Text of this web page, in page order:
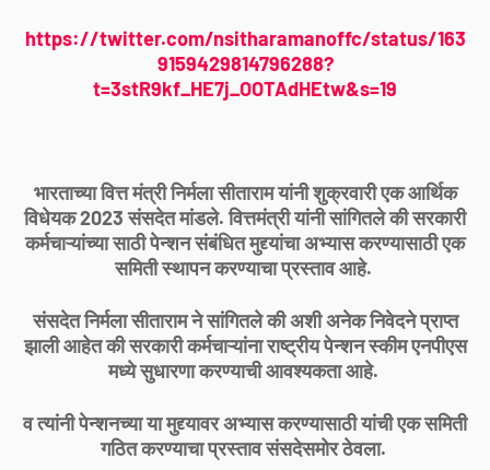
https://twitter.com/nsitharamanoffc/status/163
9159429814796288?
t=3stR9kf_HE7j_OOTAdHEtw&s=19
भारताच्या वित्त मंत्री निर्मला सीताराम यांनी शुक्रवारी एक आर्थिक
विधेयक 2023 संसदेत मांडले. वित्तमंत्री यांनी सांगितले की सरकारी
कर्मचाऱ्यांच्या साठी पेन्शन संबंधित मुद्द्यांचा अभ्यास करण्यासाठी एक
समिती स्थापन करण्याचा प्रस्ताव आहे.
संसदेत निर्मला सीताराम ने सांगितले की अशी अनेक निवेदने प्राप्त
झाली आहेत की सरकारी कर्मचाऱ्यांना राष्ट्रीय पेन्शन स्कीम एनपीएस
मध्ये सुधारणा करण्याची आवश्यकता आहे.
व त्यांनी पेन्शनच्या या मुद्द्यावर अभ्यास करण्यासाठी यांची एक समिती
गठित करण्याचा प्रस्ताव संसदेसमोर ठेवला.